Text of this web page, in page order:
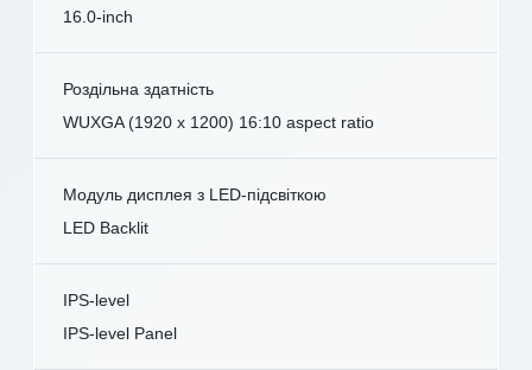
16.0-inch
Роздільна здатність
WUXGA (1920 x 1200) 16:10 aspect ratio
Модуль дисплея з LED-підсвіткою
LED Backlit
IPS-level
IPS-level Panel